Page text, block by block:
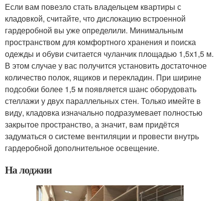
Если вам повезло стать владельцем квартиры с
кладовкой, считайте, что дислокацию встроенной
гардеробной вы уже определили. Минимальным
пространством для комфортного хранения и поиска
одежды и обуви считается чуланчик площадью 1,5х1,5 м.
В этом случае у вас получится установить достаточное
количество полок, ящиков и перекладин. При ширине
подсобки более 1,5 м появляется шанс оборудовать
стеллажи у двух параллельных стен. Только имейте в
виду, кладовка изначально подразумевает полностью
закрытое пространство, а значит, вам придётся
задуматься о системе вентиляции и провести внутрь
гардеробной дополнительное освещение.
На лоджии